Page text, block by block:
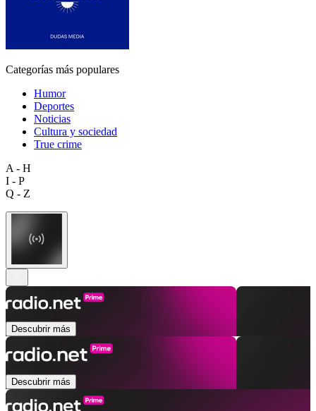
Categorías más populares
Humor
Deportes
Noticias
Cultura y sociedad
True crime
A - H
I - P
Q - Z
Descubrir más
Descubrir más